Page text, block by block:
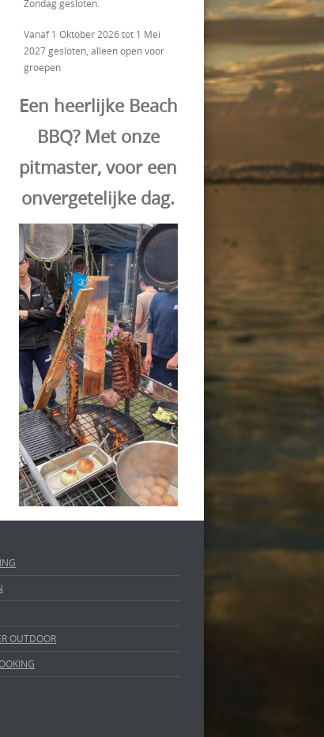
Zondag gesloten.
Vanaf 1 Oktober 2026 tot 1 Mei
2027 gesloten, alleen open voor
groepen
Een heerlijke Beach
BBQ? Met onze
pitmaster, voor een
onvergetelijke dag.
OUTDOOR